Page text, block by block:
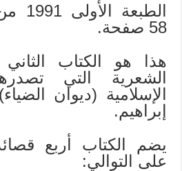
58 صفحة.
هذا هو الكتاب
الشعرية التي
الإسلامية (ديوان
إبراهيم.
يضم الكتاب أربع
على التوالي: